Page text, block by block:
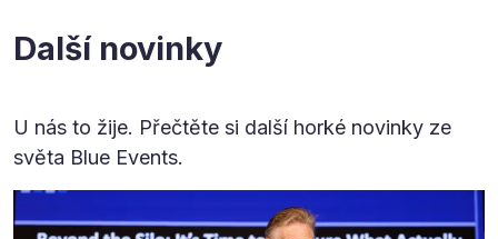
Další novinky
U nás to žije. Přečtěte si další horké novinky ze
světa Blue Events.